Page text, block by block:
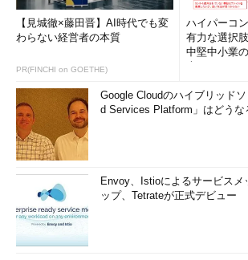
【見城徹×藤田晋】AI時代でも変
わらない経営者の本質
PR(FINCHI on GOETHE)
ハイパーコ
有力な選択
中堅中小業
Google Cloudのハイブリッド
d Services Platform」はどうな
Envoy、Istioによるサービスメ
ップ、Tetrateが正式デビュー